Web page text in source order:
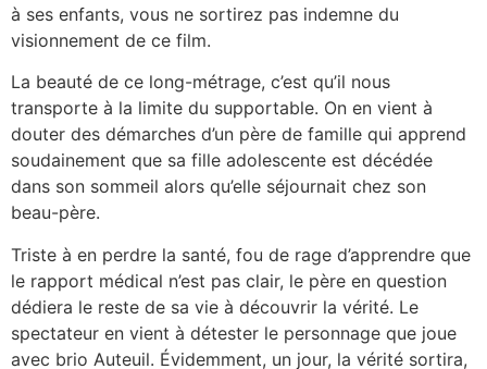
à ses enfants, vous ne sortirez pas indemne du
visionnement de ce film.
La beauté de ce long-métrage, c’est qu’il nous
transporte à la limite du supportable. On en vient à
douter des démarches d’un père de famille qui apprend
soudainement que sa fille adolescente est décédée
dans son sommeil alors qu’elle séjournait chez son
beau-père.
Triste à en perdre la santé, fou de rage d’apprendre que
le rapport médical n’est pas clair, le père en question
dédiera le reste de sa vie à découvrir la vérité. Le
spectateur en vient à détester le personnage que joue
avec brio Auteuil. Évidemment, un jour, la vérité sortira,